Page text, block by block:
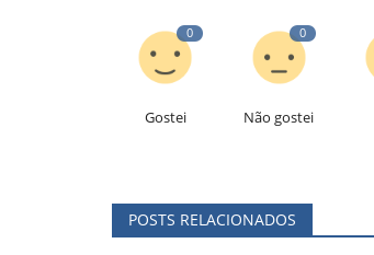
0
Gostei
0
Não gostei
POSTS RELACIONADOS